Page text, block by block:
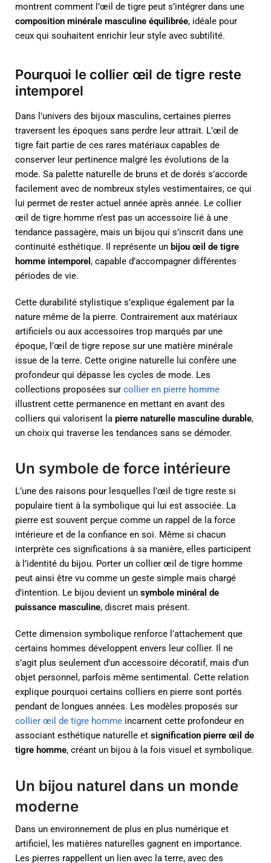
montrent comment l’œil de tigre peut s’intégrer dans une
composition minérale masculine équilibrée, idéale pour
ceux qui souhaitent enrichir leur style avec subtilité.
Pourquoi le collier œil de tigre reste
intemporel
Dans l’univers des bijoux masculins, certaines pierres
traversent les époques sans perdre leur attrait. L’œil de
tigre fait partie de ces rares matériaux capables de
conserver leur pertinence malgré les évolutions de la
mode. Sa palette naturelle de bruns et de dorés s’accorde
facilement avec de nombreux styles vestimentaires, ce qui
lui permet de rester actuel année après année. Le collier
œil de tigre homme n’est pas un accessoire lié à une
tendance passagère, mais un bijou qui s’inscrit dans une
continuité esthétique. Il représente un bijou œil de tigre
homme intemporel , capable d’accompagner différentes
périodes de vie.
Cette durabilité stylistique s’explique également par la
nature même de la pierre. Contrairement aux matériaux
artificiels ou aux accessoires trop marqués par une
époque, l’œil de tigre repose sur une matière minérale
issue de la terre. Cette origine naturelle lui confère une
profondeur qui dépasse les cycles de mode. Les
collections proposées sur collier en pierre homme
illustrent cette permanence en mettant en avant des
colliers qui valorisent la pierre naturelle masculine durable,
un choix qui traverse les tendances sans se démoder.
Un symbole de force intérieure
L’une des raisons pour lesquelles l’œil de tigre reste si
populaire tient à la symbolique qui lui est associée. La
pierre est souvent perçue comme un rappel de la force
intérieure et de la confiance en soi. Même si chacun
interprète ces significations à sa manière, elles participent
à l’identité du bijou. Porter un collier œil de tigre homme
peut ainsi être vu comme un geste simple mais chargé
d’intention. Le bijou devient un symbole minéral de
puissance masculine, discret mais présent.
Cette dimension symbolique renforce l’attachement que
certains hommes développent envers leur collier. Il ne
s’agit plus seulement d’un accessoire décoratif, mais d’un
objet personnel, parfois même sentimental. Cette relation
explique pourquoi certains colliers en pierre sont portés
pendant de longues années. Les modèles proposés sur
collier œil de tigre homme incarnent cette profondeur en
associant esthétique naturelle et signification pierre œil de
tigre homme, créant un bijou à la fois visuel et symbolique.
Un bijou naturel dans un monde
moderne
Dans un environnement de plus en plus numérique et
artificiel, les matières naturelles gagnent en importance.
Les pierres rappellent un lien avec la terre, avec des